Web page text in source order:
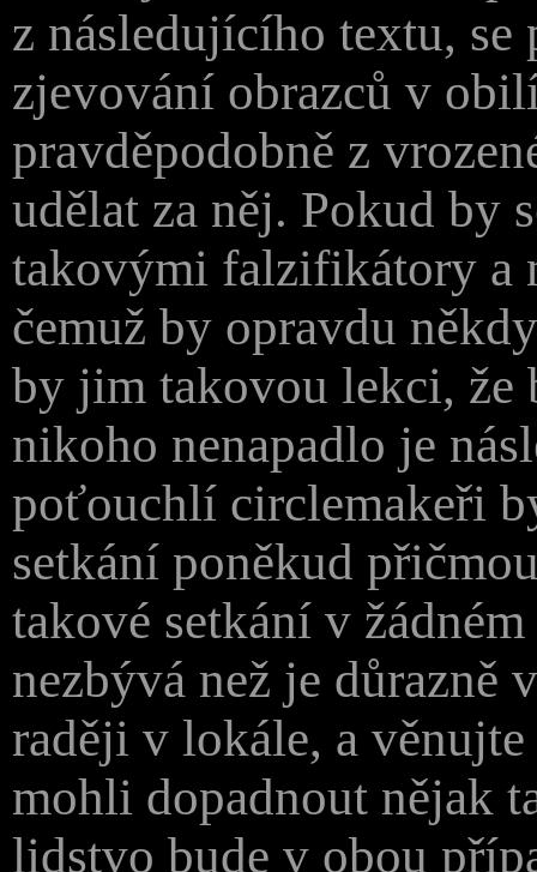
z následujícího textu, se
zjevování obrazců v
pravděpodobně z
udělat za něj. Pokud by
takovými falzifikátory a
čemuž by opravdu
by jim takovou lekci, že
nikoho nenapadlo je
poťouchlí circlemakeři
setkání poněkud
takové setkání v
nezbývá než je důrazně
raději v lokále, a
mohli dopadnout nějak
lidstvo bude v obou